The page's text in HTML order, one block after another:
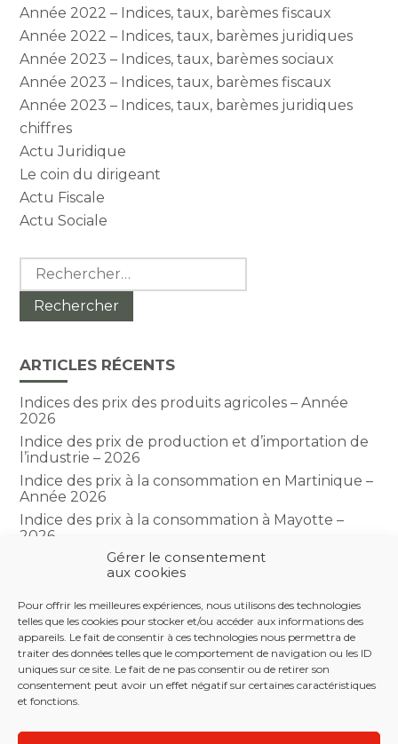
Gérer le consentement
aux cookies
Pour offrir les meilleures expériences, nous utilisons des technologies
telles que les cookies pour stocker et/ou accéder aux informations des
appareils. Le fait de consentir à ces technologies nous permettra de
traiter des données telles que le comportement de navigation ou les ID
uniques sur ce site. Le fait de ne pas consentir ou de retirer son
consentement peut avoir un effet négatif sur certaines caractéristiques
et fonctions.
Année 2022 – Indices, taux, barèmes fiscaux
Année 2022 – Indices, taux, barèmes juridiques
Année 2023 – Indices, taux, barèmes sociaux
Année 2023 – Indices, taux, barèmes fiscaux
Année 2023 – Indices, taux, barèmes juridiques
chiffres
Actu Juridique
Le coin du dirigeant
Actu Fiscale
Actu Sociale
Rechercher :
ARTICLES RÉCENTS
Indices des prix des produits agricoles – Année
2026
Indice des prix de production et d’importation de
l’industrie – 2026
Indice des prix à la consommation en Martinique –
Année 2026
Indice des prix à la consommation à Mayotte –
2026
Indice du climat des affaires dans le BTP – Année
COMMENTAIRES RÉCENTS
Footer
LE CABINET NOS SERVICES NOS OUTILS